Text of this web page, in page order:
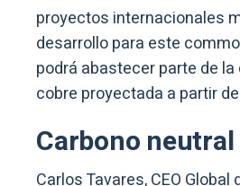
proyectos internacionales
desarrollo para este
podrá abastecer parte de la
cobre proyectada a partir
Carbono
Carlos Tavares, CEO Global